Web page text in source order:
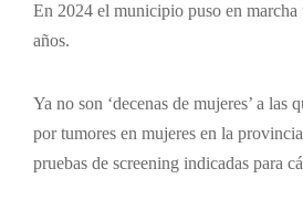
En 2024 el municipio puso en marcha
años.
Ya no son ‘decenas de mujeres’ a
por tumores en mujeres en la
pruebas de screening indicadas para